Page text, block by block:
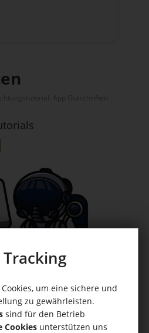
um eine sichere und
zu gewährleisten.
sind für den Betrieb
Cookies unterstützen uns